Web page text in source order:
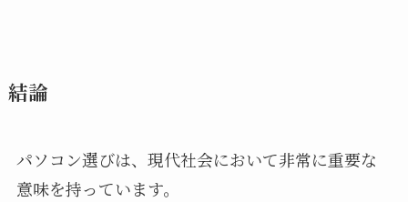
結論
パソコン選びは、現代社会において非常に重要な
意味を持っています。